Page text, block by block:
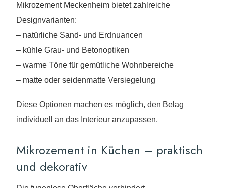
Mikrozement Meckenheim bietet zahlreiche
Designvarianten:
– natürliche Sand- und Erdnuancen
– kühle Grau- und Betonoptiken
– warme Töne für gemütliche Wohnbereiche
– matte oder seidenmatte Versiegelung
Diese Optionen machen es möglich, den Belag
individuell an das Interieur anzupassen.
Mikrozement in Küchen – praktisch
und dekorativ